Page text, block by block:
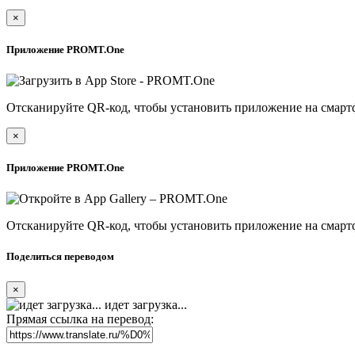
×
Приложение PROMT.One
Отсканируйте QR-код, чтобы установить приложение на
×
Приложение PROMT.One
Отсканируйте QR-код, чтобы установить приложение на
Поделиться переводом
×
идет загрузка...
Прямая ссылка на перевод: